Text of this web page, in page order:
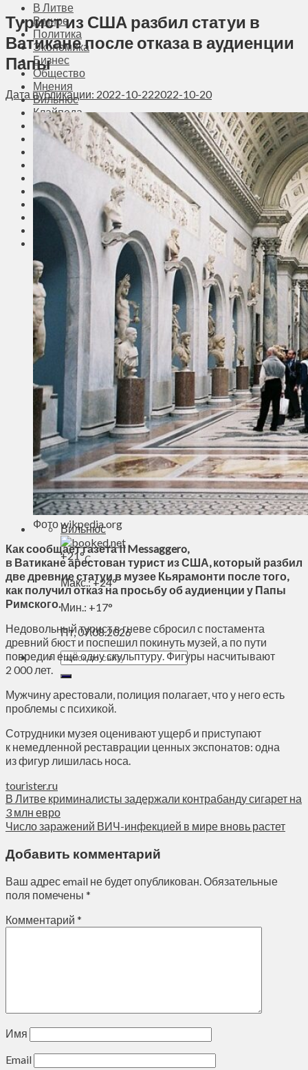
В Литве
В мире
Политика
Экономика
Бизнес
Общество
Мнения
Вильнюс
Клайпеда
Висагинас
Регионы
Соседи
Транспорт
Выбор читателей
Калейдоскоп
Армия
Сейм Литвы
Культура
Больше
Фоторепортаж
Туризм
ЛК рекомендует
Сеньорам
Образование
Здравоохранение
Экология
Происшествия
Приграничье
Деньги
Визиты
Выборы
Агроновости
Едим дома
Ищу семью
Духовное пространство
Спорт
Технологии
Энергетика
Вильнюс
+21°C
Макс.:+24°
Мин.: +17°
Пт, 07.08.2026
Турист из США разбил статуи в
Ватикане после отказа в аудиенции
Папы
Дата публикации: 2022-10-222022-10-20
Фото wikpedia.org
Как сообщает газета Il Messaggero,
в Ватикане арестован турист из США, который разбил
две древние статуи в музее Кьярамонти после того,
как получил отказ на просьбу об аудиенции у Папы
Римского.
Недовольный турист в гневе сбросил с постамента
древний бюст и поспешил покинуть музей, а по пути
повредил ещё одну скульптуру. Фигуры насчитывают
2 000 лет.
Мужчину арестовали, полиция полагает, что у него есть
проблемы с психикой.
Сотрудники музея оценивают ущерб и приступают
к немедленной реставрации ценных экспонатов: одна
из фигур лишилась носа.
tourister.ru
В Литве криминалисты задержали контрабанду сигарет на
3 млн евро
Число заражений ВИЧ-инфекцией в мире вновь растет
Добавить комментарий
Ваш адрес email не будет опубликован.Обязательные
поля помечены *
Комментарий *
Имя
Email